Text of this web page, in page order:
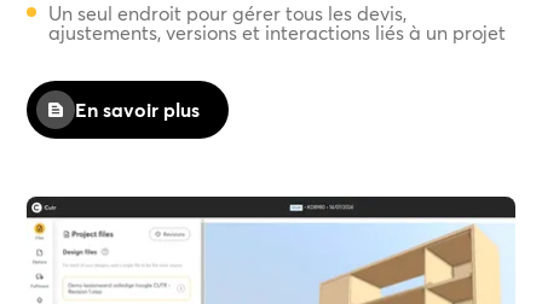
Un seul endroit pour gérer tous les devis,
ajustements, versions et interactions liés à un projet
En savoir plus